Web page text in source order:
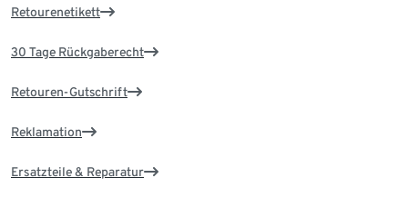
Retourenetikett
30 Tage Rückgaberecht
Retouren-Gutschrift
Reklamation
Ersatzteile & Reparatur